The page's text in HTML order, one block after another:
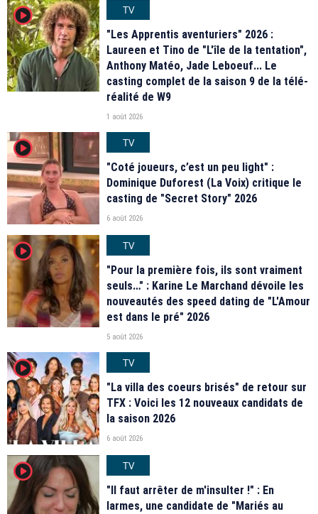
player2
TV
"Les Apprentis aventuriers" 2026 :
Laureen et Tino de "L'île de la tentation",
Anthony Matéo, Jade Leboeuf... Le
casting complet de la saison 9 de la télé-
réalité de W9
1 août 2026
player2
TV
"Coté joueurs, c’est un peu light" :
Dominique Duforest (La Voix) critique le
casting de "Secret Story" 2026
6 août 2026
player2
TV
"Pour la première fois, ils sont vraiment
seuls…" : Karine Le Marchand dévoile les
nouveautés des speed dating de "L'Amour
est dans le pré" 2026
5 août 2026
player2
TV
"La villa des coeurs brisés" de retour sur
TFX : Voici les 12 nouveaux candidats de
la saison 2026
6 août 2026
player2
TV
"Il faut arrêter de m'insulter !" : En
larmes, une candidate de "Mariés au